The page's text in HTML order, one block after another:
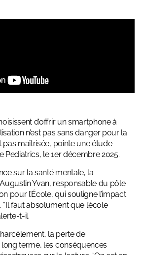
d’offrir un smartphone à
n’est pas sans danger pour la
pas maîtrisée, pointe une étude
Pediatrics, le 1er décembre 2025.
sur la santé mentale, la
Yvan, responsable du pôle
pour l’École, qui souligne l’impact
faut absolument que l’école
t-il.
la perte de
terme, les conséquences